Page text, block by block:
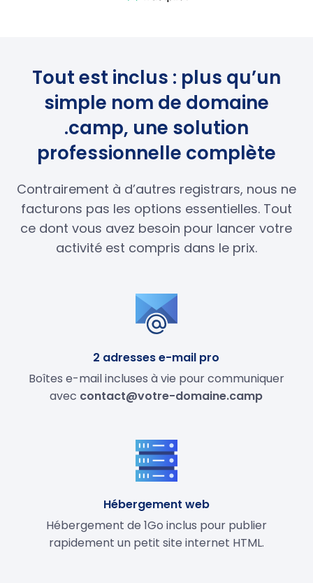
Tout est inclus : plus qu’un
simple nom de domaine
.camp, une solution
professionnelle complète
Contrairement à d’autres registrars, nous ne
facturons pas les options essentielles. Tout
ce dont vous avez besoin pour lancer votre
activité est compris dans le prix.
2 adresses e-mail pro
Boîtes e-mail incluses à vie pour communiquer
avec contact@votre-domaine.camp
Hébergement web
Hébergement de 1Go inclus pour publier
rapidement un petit site internet HTML.